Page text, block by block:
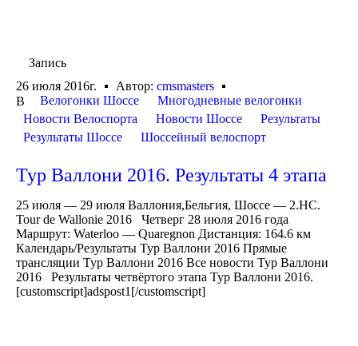
Запись
26 июля 2016г.
Автор: cmsmasters
В
Велогонки Шоссе
Многодневные велогонки
Новости Велоспорта
Новости Шоссе
Результаты
Результаты Шоссе
Шоссейный велоспорт
Тур Валлони 2016. Результаты 4 этапа
25 июля — 29 июля Валлония,Бельгия, Шоссе — 2.HC.
Tour de Wallonie 2016 Четверг 28 июля 2016 года
Маршрут: Waterloo — Quaregnon Дистанция: 164.6 км
Календарь/Результаты Тур Валлони 2016 Прямые
трансляции Тур Валлони 2016 Все новости Тур Валлони
2016 Результаты четвёртого этапа Тур Валлони 2016.
[customscript]adspost1[/customscript]